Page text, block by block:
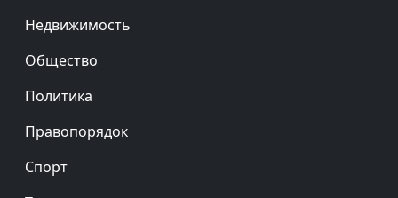
Недвижимость
Общество
Политика
Правопорядок
Спорт